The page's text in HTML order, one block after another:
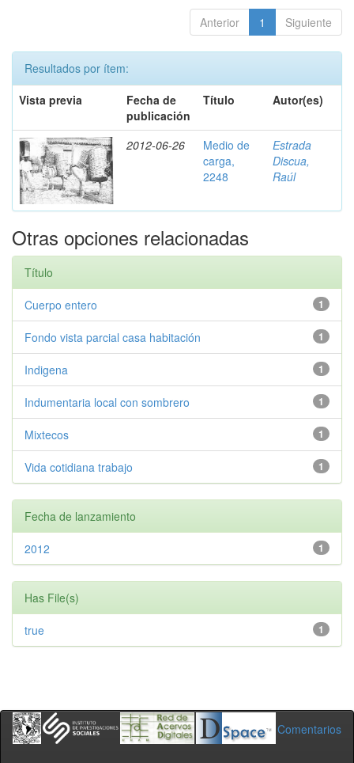
Anterior 1 Siguiente
Resultados por ítem:
Vista previa
Fecha de
publicación
Título Autor(es)
2012-06-26
Medio de
carga,
2248
Estrada
Discua,
Raúl
Otras opciones relacionadas
Título
1
Cuerpo entero
1
Fondo vista parcial casa habitación
1
Indigena
1
Indumentaria local con sombrero
1
Mixtecos
1
Vida cotidiana trabajo
Fecha de lanzamiento
1
2012
Has File(s)
1
true
Comentarios